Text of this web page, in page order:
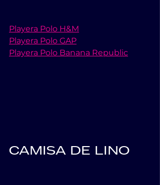
Playera Polo H&M
Playera Polo GAP
Playera Polo Banana Republic
CAMISA DE LINO